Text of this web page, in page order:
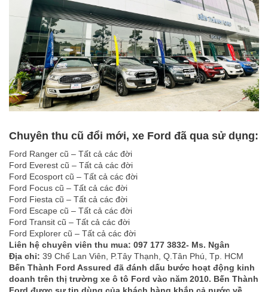
Chuyên thu cũ đổi mới, xe Ford đã qua sử dụng:
Ford Ranger cũ – Tất cả các đời
Ford Everest cũ – Tất cả các đời
Ford Ecosport cũ – Tất cả các đời
Ford Focus cũ – Tất cả các đời
Ford Fiesta cũ – Tất cả các đời
Ford Escape cũ – Tất cả các đời
Ford Transit cũ – Tất cả các đời
Ford Explorer cũ – Tất cả các đời
Liên hệ chuyên viên thu mua: 097 177 3832- Ms. Ngân
Địa chỉ: 39 Chế Lan Viên, P.Tây Thạnh, Q.Tân Phú, Tp. HCM
Bến Thành Ford Assured đã đánh dấu bước hoạt động kinh
doanh trên thị trường xe ô tô Ford vào năm 2010. Bến Thành